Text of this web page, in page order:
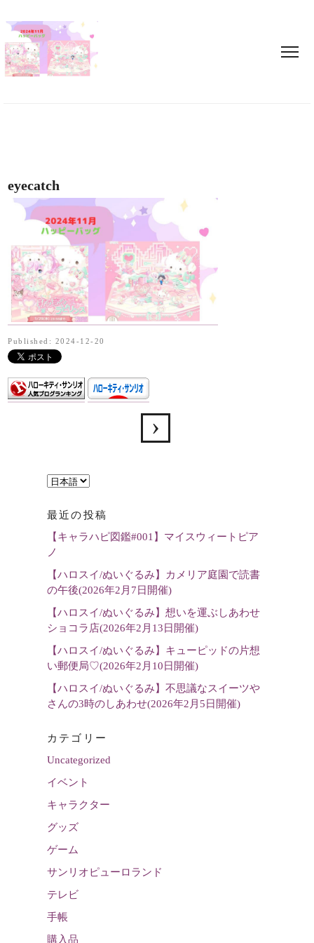
eyecatch
Published: 2024-12-20
言
を
選
最近の投稿
【キャラハピ図鑑#001】マイスウィートピア
ノ
【ハロスイ/ぬいぐるみ】カメリア庭園で読書
の午後(2026年2月7日開催)
【ハロスイ/ぬいぐるみ】想いを運ぶしあわせ
ショコラ店(2026年2月13日開催)
【ハロスイ/ぬいぐるみ】キューピッドの片想
い郵便局♡(2026年2月10日開催)
【ハロスイ/ぬいぐるみ】不思議なスイーツや
さんの3時のしあわせ(2026年2月5日開催)
カテゴリー
Uncategorized
イベント
キャラクター
グッズ
ゲーム
サンリオピューロランド
テレビ
手帳
購入品